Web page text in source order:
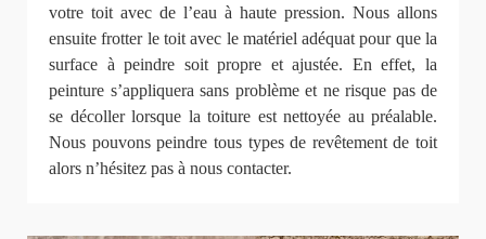
votre toit avec de l’eau à haute pression. Nous allons
ensuite frotter le toit avec le matériel adéquat pour que la
surface à peindre soit propre et ajustée. En effet, la
peinture s’appliquera sans problème et ne risque pas de
se décoller lorsque la toiture est nettoyée au préalable.
Nous pouvons peindre tous types de revêtement de toit
alors n’hésitez pas à nous contacter.